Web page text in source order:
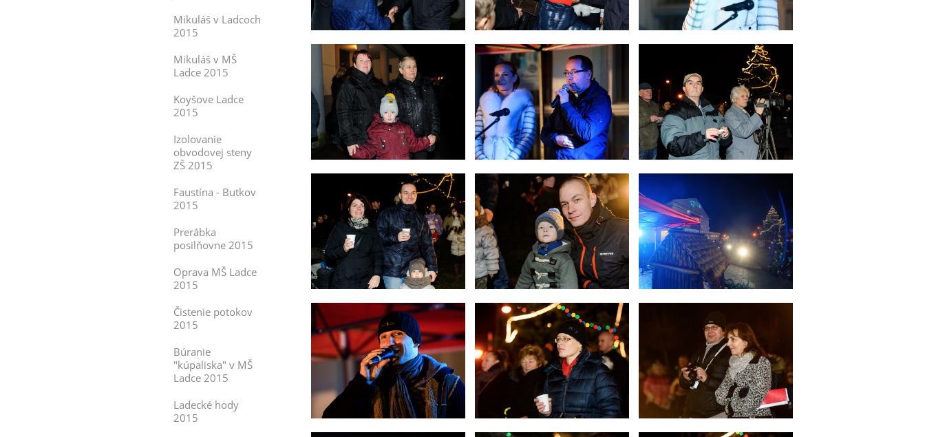
Mikuláš v Ladcoch
2015
Mikuláš v MŠ
Ladce 2015
Koyšove Ladce
2015
Izolovanie
obvodovej steny
ZŠ 2015
Faustína - Butkov
2015
Prerábka
posilňovne 2015
Oprava MŠ Ladce
2015
Čistenie potokov
2015
Búranie
"kúpaliska" v MŠ
Ladce 2015
Ladecké hody
2015